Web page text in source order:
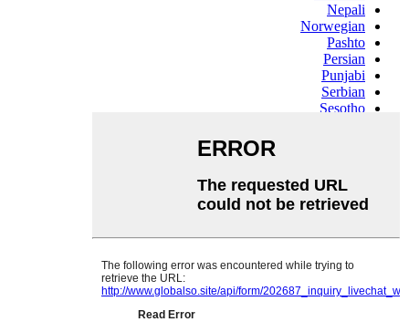
Nepali
Norwegian
Pashto
Persian
Punjabi
Serbian
Sesotho
Samoan
Scots Gaelic
Sindhi
Swahili
Tajik